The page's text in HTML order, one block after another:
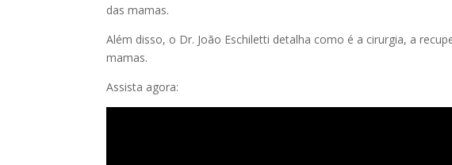
das mamas.
Além disso, o Dr. João Eschiletti detalha como é a cirurgia, a
mamas.
Assista agora: